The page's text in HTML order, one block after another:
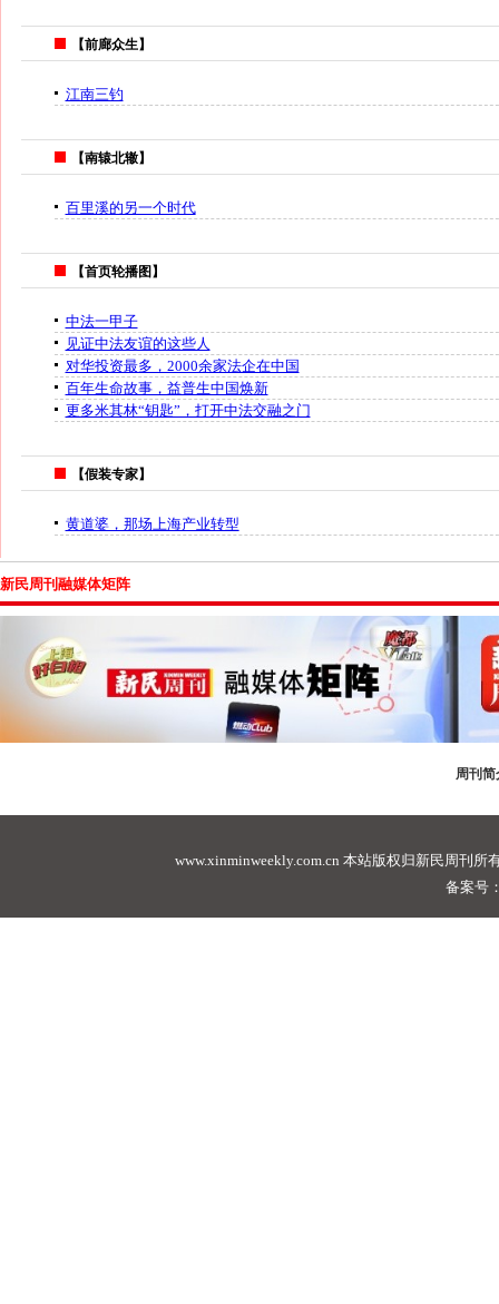
【前廊众生】
江南三钓
【南辕北辙】
百里溪的另一个时代
【首页轮播图】
中法一甲子
见证中法友谊的这些人
对华投资最多，2000余家法企在中国
百年生命故事，益普生中国焕新
更多米其林“钥匙”，打开中法交融之门
【假装专家】
黄道婆，那场上海产业转型
新民周刊融媒体矩阵
周刊简
www.xinminweekly.com.cn 本站版权归新民周刊所
备案号